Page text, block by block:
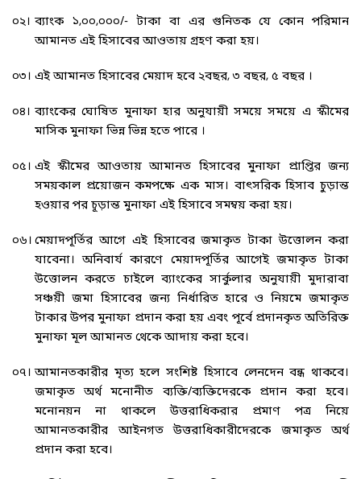
০২। ব্যাংক ১,০০,০০০/- টাকা বা এর গুনিতক যে কোন পরিমান
আমানত এই হিসাবের আওতায় গ্রহণ করা হয়।
০৩। এই আমানত হিসাবের মেয়াদ হবে ২বছর, ৩ বছর, ৫ বছর ।
০৪। ব্যাংকের ঘোষিত মুনাফা হার অনুযায়ী সময়ে সময়ে এ স্কীমের
মাসিক মুনাফা ভিন্ন ভিন্ন হতে পারে ।
০৫। এই স্কীমের আওতায় আমানত হিসাবের মুনাফা প্রাপ্তির জন্য
সময়কাল প্রয়োজন কমপক্ষে এক মাস। বাৎসরিক হিসাব চুড়ান্ত
হওয়ার পর চূড়ান্ত মুনাফা এই হিসাবে সমম্বয় করা হয়।
০৬। মেয়াদপূর্তির আগে এই হিসাবের জমাকৃত টাকা উত্তোলন করা
যাবেনা। অনিবার্য কারণে মেয়াদপূর্তির আগেই জমাকৃত টাকা
উত্তোলন করতে চাইলে ব্যাংকের সার্কুলার অনুযায়ী মুদারাবা
সঞ্চয়ী জমা হিসাবের জন্য নির্ধারিত হারে ও নিয়মে জমাকৃত
টাকার উপর মুনাফা প্রদান করা হয় এবং পূর্বে প্রদানকৃত অতিরিক্ত
মুনাফা মূল আমানত থেকে আদায় করা হবে।
০৭। আমানতকারীর মৃত্য হলে সংশি­ষ্ট হিসাবে লেনদেন বন্ধ থাকবে।
জমাকৃত অর্থ মনোনীত ব্যক্তি/ব্যক্তিদেরকে প্রদান করা হবে।
মনোনয়ন না থাকলে উত্তরাধিকরার প্রমাণ পত্র নিয়ে
আমানতকারীর আইনগত উত্তরাধিকারীদেরকে জমাকৃত অর্থ
প্রদান করা হবে।